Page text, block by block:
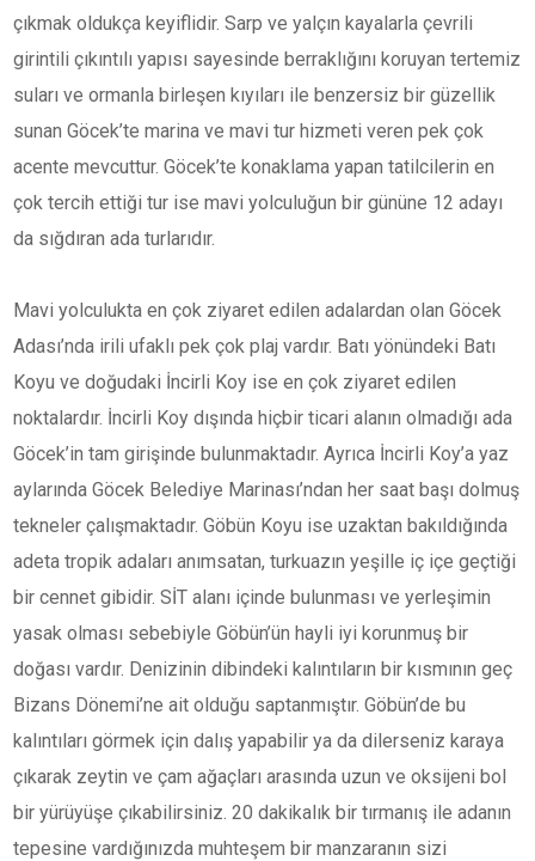
çıkmak oldukça keyiflidir. Sarp ve yalçın kayalarla çevrili
girintili çıkıntılı yapısı sayesinde berraklığını koruyan tertemiz
suları ve ormanla birleşen kıyıları ile benzersiz bir güzellik
sunan Göcek’te marina ve mavi tur hizmeti veren pek çok
acente mevcuttur. Göcek’te konaklama yapan tatilcilerin en
çok tercih ettiği tur ise mavi yolculuğun bir gününe 12 adayı
da sığdıran ada turlarıdır.
Mavi yolculukta en çok ziyaret edilen adalardan olan Göcek
Adası’nda irili ufaklı pek çok plaj vardır. Batı yönündeki Batı
Koyu ve doğudaki İncirli Koy ise en çok ziyaret edilen
noktalardır. İncirli Koy dışında hiçbir ticari alanın olmadığı ada
Göcek’in tam girişinde bulunmaktadır. Ayrıca İncirli Koy’a yaz
aylarında Göcek Belediye Marinası’ndan her saat başı dolmuş
tekneler çalışmaktadır. Göbün Koyu ise uzaktan bakıldığında
adeta tropik adaları anımsatan, turkuazın yeşille iç içe geçtiği
bir cennet gibidir. SİT alanı içinde bulunması ve yerleşimin
yasak olması sebebiyle Göbün’ün hayli iyi korunmuş bir
doğası vardır. Denizinin dibindeki kalıntıların bir kısmının geç
Bizans Dönemi’ne ait olduğu saptanmıştır. Göbün’de bu
kalıntıları görmek için dalış yapabilir ya da dilerseniz karaya
çıkarak zeytin ve çam ağaçları arasında uzun ve oksijeni bol
bir yürüyüşe çıkabilirsiniz. 20 dakikalık bir tırmanış ile adanın
tepesine vardığınızda muhteşem bir manzaranın sizi